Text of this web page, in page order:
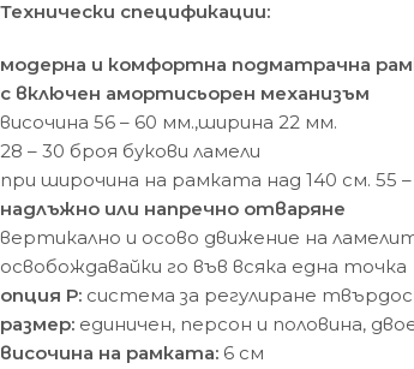
Технически спецификации:
модерна и комфортна подматрачна
с включен амортисьорен механизъм
височина 56 – 60 мм.,ширина 22 мм.
28 – 30 броя букови ламели
при широчина на рамката над 140 см. 55
надлъжно или напречно отваряне
вертикално и осово движение на
освобождавайки го във всяка една точка
опция Р: система за регулиране
размер: единичен, персон и половина,
височина на рамката: 6 см